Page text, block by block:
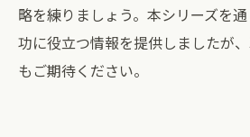
略を練りましょう。本シリーズを
功に役立つ情報を提供しましたが
もご期待ください。